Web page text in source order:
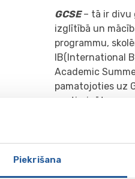
Piekrišana
GCSE– tā ir divu
izglītībā un
programmu,
IB(International
Academic
pamatojoties uz
nostiprinātas ar
Papildus angļu
biznesa pamati,